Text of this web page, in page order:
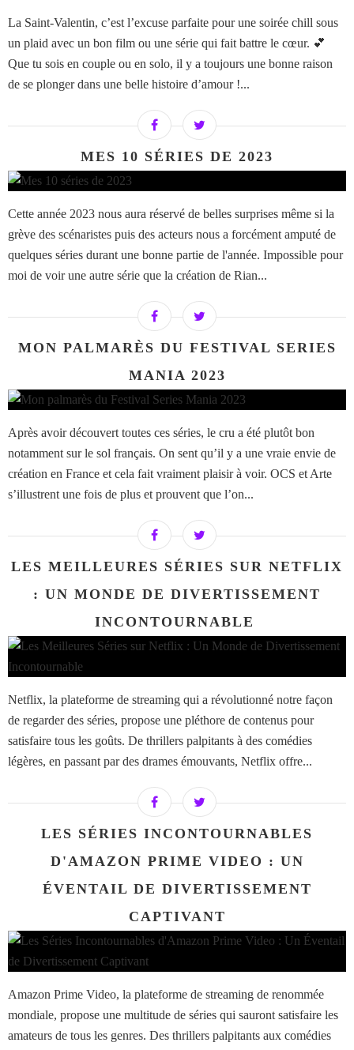
La Saint-Valentin, c’est l’excuse parfaite pour une soirée chill sous
un plaid avec un bon film ou une série qui fait battre le cœur. 💕
Que tu sois en couple ou en solo, il y a toujours une bonne raison
de se plonger dans une belle histoire d’amour !...
MES 10 SÉRIES DE 2023
Cette année 2023 nous aura réservé de belles surprises même si la
grève des scénaristes puis des acteurs nous a forcément amputé de
quelques séries durant une bonne partie de l'année. Impossible pour
moi de voir une autre série que la création de Rian...
MON PALMARÈS DU FESTIVAL SERIES
MANIA 2023
Après avoir découvert toutes ces séries, le cru a été plutôt bon
notamment sur le sol français. On sent qu’il y a une vraie envie de
création en France et cela fait vraiment plaisir à voir. OCS et Arte
s’illustrent une fois de plus et prouvent que l’on...
LES MEILLEURES SÉRIES SUR NETFLIX
: UN MONDE DE DIVERTISSEMENT
INCONTOURNABLE ​​​​​​​
Netflix, la plateforme de streaming qui a révolutionné notre façon
de regarder des séries, propose une pléthore de contenus pour
satisfaire tous les goûts. De thrillers palpitants à des comédies
légères, en passant par des drames émouvants, Netflix offre...
LES SÉRIES INCONTOURNABLES
D'AMAZON PRIME VIDEO : UN
ÉVENTAIL DE DIVERTISSEMENT
CAPTIVANT
Amazon Prime Video, la plateforme de streaming de renommée
mondiale, propose une multitude de séries qui sauront satisfaire les
amateurs de tous les genres. Des thrillers palpitants aux comédies